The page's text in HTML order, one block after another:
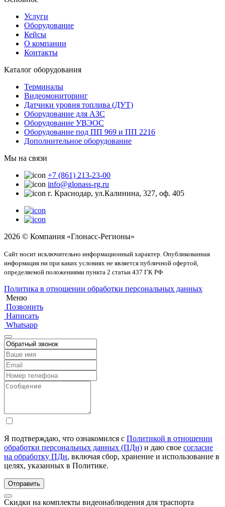
Услуги
Оборудование
Кейсы
О компании
Контакты
Каталог оборудования
Терминалы
Видеомониторинг
Датчики уровня топлива (ДУТ)
Оборудование для АЗС
Оборудование УВЭОС
Оборудование под ПП 969 и ПП 2216
Дополнительное оборудование
Мы на связи
+7 (861) 213-23-00
info@glonass-rg.ru
г. Краснодар, ул.Калинина, 327, оф. 405
2026 © Компания «Глонасс-Регионы»
Сайт носит исключительно информационный характер. Опубликованная
информация ни при каких условиях не является публичной офертой,
определяемой положениями пункта 2 статьи 437 ГК РФ
Политика в отношении обработки персональных данных
Меню
Позвонить
Написать
Whatsapp
Я подтверждаю, что ознакомился с Политикой в отношении
обработки персональных данных (ПДн) и даю свое согласие
на обработку ПДн, включая сбор, хранение и использование в
целях, указанных в Политике.
Скидки на комплекты видеонаблюдения для траспорта